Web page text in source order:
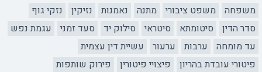
משפחה
משפט ציבורי מתנה נאמנות נזיקין
נזקי גוף
סדר הדין
סיטומתא סיטראי סילוק יד סעד זמני
עגמת נפש
עד מומחה
ערבות ערעור
עשיית דין עצמית
פיטורי עובדת בהריון
פיצויי פיטורין
פירוק שותפות